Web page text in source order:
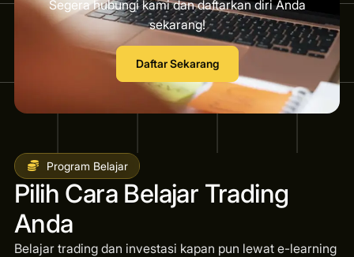
Segera hubungi kami dan daftarkan diri Anda
sekarang!
Daftar Sekarang
Program Belajar
Pilih Cara Belajar Trading
Anda
Belajar trading dan investasi kapan pun lewat e-learning